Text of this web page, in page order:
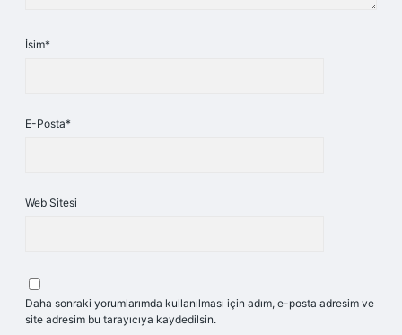
İsim*
E-Posta*
Web Sitesi
Daha sonraki yorumlarımda kullanılması için adım, e-posta adresim ve
site adresim bu tarayıcıya kaydedilsin.